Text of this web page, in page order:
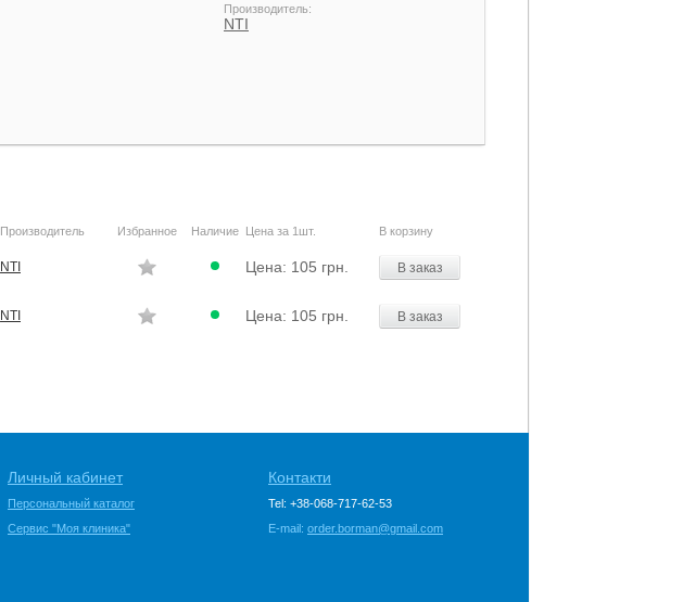
Производитель:
NTI
Производитель Избранное Наличие Цена за 1шт. В корзину
NTI Цена: 105 грн. В заказ
NTI Цена: 105 грн. В заказ
Личный кабинет
Персональный каталог
Сервис "Моя клиника"
Контакти
Tel: +38-068-717-62-53
E-mail: order.borman@gmail.com